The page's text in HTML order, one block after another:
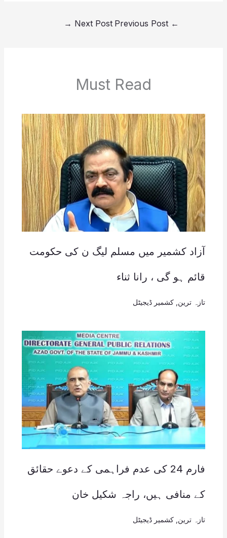
←
Next Post
→
Must Read
آزاد کشمیر میں مسلم لیگ ن کی حکومت
قائم ہو گی ، رانا ثناء
تازہ ترین کشمیر ڈیجیٹل
فارم 24 کی عدم فراہمی کے دعوے حقائق
کے منافی ہیں، راجہ شکیل خان
تازہ ترین کشمیر ڈیجیٹل